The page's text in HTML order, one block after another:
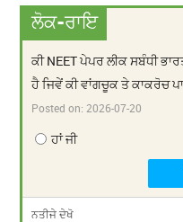
ਲੋਕ-ਰਾਇ
ਕੀ NEET ਪੇਪਰ ਲੀਕ ਸਬੰਧੀ
ਹੈ ਜਿਵੇਂ ਕੀ ਵਾਂਗਚੂਕ ਤੇ ਕਾਕਰੋਚ
Posted on:2026-07-20
ਹਾਂ ਜੀ
ਨਤੀਜੇ ਦੇਖੋ